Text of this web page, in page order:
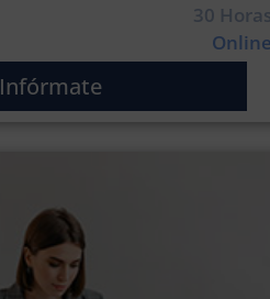
30
Infórmate